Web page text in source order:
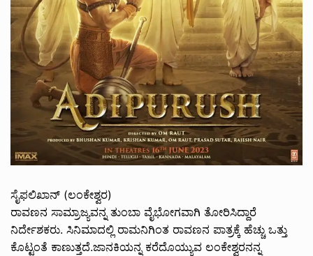
ಸೈಫಲಿಖಾನ್ (ಲಂಕೇಶ್ವರ)
ರಾವಣನ ಸಾಮ್ರಾಜ್ಯವನ್ನ ತುಂಬಾ ವೈಭೋಗವಾಗಿ ತೋರಿಸಿದ್ದಾರೆ
ನಿರ್ದೇಶಕರು. ಸಿನಿಮಾದಲ್ಲಿ ರಾಮನಿಗಿಂತ ರಾವಣನ ಪಾತ್ರಕ್ಕೆ ಹೆಚ್ಚು ಒತ್ತು
ಕೊಟ್ಟಂತೆ ಕಾಣುತ್ತದೆ.ಜಾನಕಿಯನ್ನ ಕರೆದೊಯ್ಯುವ ಲಂಕೇಶ್ವರನನ್ನ